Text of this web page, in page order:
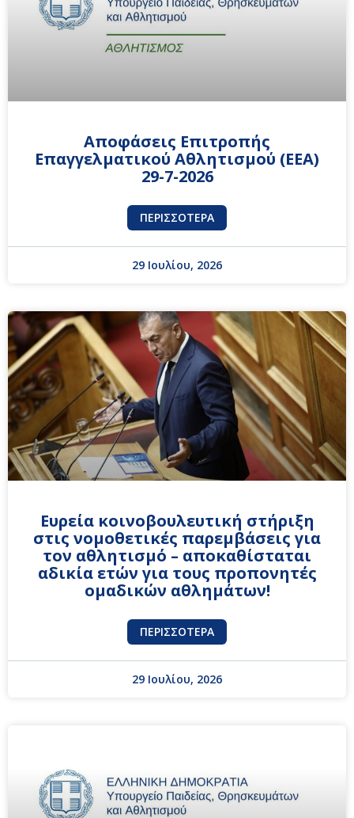
Αποφάσεις Επιτροπής
Επαγγελματικού Αθλητισμού (ΕΕΑ)
29-7-2026
ΠΕΡΙΣΣΌΤΕΡΑ
29 Ιουλίου, 2026
Ευρεία κοινοβουλευτική στήριξη
στις νομοθετικές παρεμβάσεις για
τον αθλητισμό – αποκαθίσταται
αδικία ετών για τους προπονητές
ομαδικών αθλημάτων!
ΠΕΡΙΣΣΌΤΕΡΑ
29 Ιουλίου, 2026